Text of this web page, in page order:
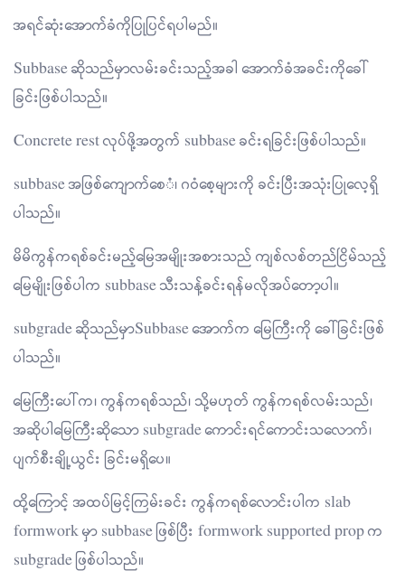
အရင်ဆုံးအောက်ခံကိုပြုပြင်ရပါမည်။
Subbase ဆိုသည်မှာလမ်းခင်းသည့်အခါ အောက်ခံအခင်းကိုခေါ်
ခြင်းဖြစ်ပါသည်။
Concrete rest လုပ်ဖို့အတွက် subbase ခင်းရခြင်းဖြစ်ပါသည်။
subbase အဖြစ်ကျောက်စေံ၊ ဂဝံစေ့များကို ခင်းပြီးအသုံးပြုလေ့ရှိ
ပါသည်။
မိမိကွန်ကရစ်ခင်းမည့်မြေအမျိုးအစားသည် ကျစ်လစ်တည်ငြိမ်သည့်
မြေမျိုးဖြစ်ပါက subbase သီးသန့်ခင်းရန်မလိုအပ်တော့ပါ။
subgrade ဆိုသည်မှာSubbase အောက်က မြေကြီးကို ခေါ်ခြင်းဖြစ်
ပါသည်။
မြေကြီးပေါ်က၊ ကွန်ကရစ်သည်၊ သို့မဟုတ် ကွန်ကရစ်လမ်းသည်၊
အဆိုပါမြေကြီးဆိုသော subgrade ကောင်းရင်ကောင်းသလောက်၊
ပျက်စီးချို့ယွင်း ခြင်းမရှိပေ။
ထို့ကြောင့် အထပ်မြင့်ကြမ်းခင်း ကွန်ကရစ်လောင်းပါက slab
formwork မှာ subbase ဖြစ်ပြီး formwork supported prop က
subgrade ဖြစ်ပါသည်။